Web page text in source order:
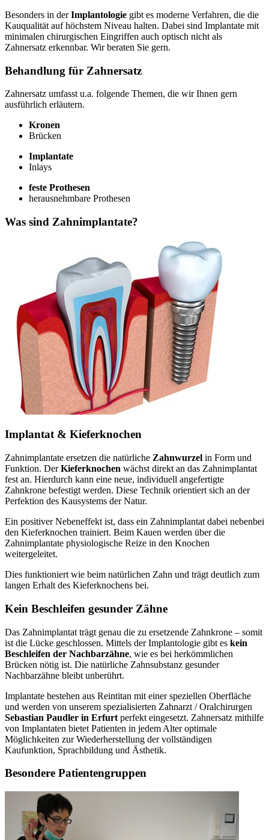
Besonders in derImplantologie gibt es moderne Verfahren, die die
Kauqualität auf höchstem Niveau halten. Dabei sind Implantate mit
minimalen chirurgischen Eingriffen auch optisch nicht als
Zahnersatz erkennbar. Wir beraten Sie gern.
Behandlung für Zahnersatz
Zahnersatz umfasst u.a. folgende Themen, die wir Ihnen gern
ausführlich erläutern.
Kronen
Brücken
Implantate
Inlays
feste Prothesen
herausnehmbare Prothesen
Was sind Zahnimplantate?
Implantat & Kieferknochen
Zahnimplantate ersetzen die natürliche Zahnwurzel in Form und
Funktion. DerKieferknochen wächst direkt an das Zahnimplantat
fest an. Hierdurch kann eine neue, individuell angefertigte
Zahnkrone befestigt werden. Diese Technik orientiert sich an der
Perfektion des Kausystems der Natur.
Ein positiver Nebeneffekt ist, dass ein Zahnimplantat dabei nebenbei
den Kieferknochen trainiert. Beim Kauen werden über die
Zahnimplantate physiologische Reize in den Knochen
weitergeleitet.
Dies funktioniert wie beim natürlichen Zahn und trägt deutlich zum
langen Erhalt des Kieferknochens bei.
Kein Beschleifen gesunder Zähne
Das Zahnimplantat trägt genau die zu ersetzende Zahnkrone – somit
ist die Lücke geschlossen. Mittels der Implantologie gibt es kein
Beschleifen der Nachbarzähne, wie es bei herkömmlichen
Brücken nötig ist. Die natürliche Zahnsubstanz gesunder
Nachbarzähne bleibt unberührt.
Implantate bestehen aus Reintitan mit einer speziellen Oberfläche
und werden von unserem spezialisierten Zahnarzt / Oralchirurgen
Sebastian Paudler in Erfurt perfekt eingesetzt. Zahnersatz mithilfe
von Implantaten bietet Patienten in jedem Alter optimale
Möglichkeiten zur Wiederherstellung der vollständigen
Kaufunktion, Sprachbildung und Ästhetik.
Besondere Patientengruppen